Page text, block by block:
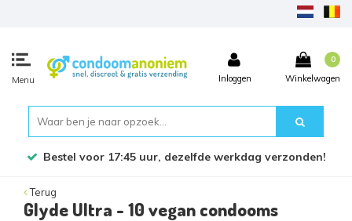
Menu Inloggen
0
Winkelwagen
Bestel voor 17:45 uur, dezelfde werkdag verzonden!
Terug
Glyde Ultra - 10 vegan condooms